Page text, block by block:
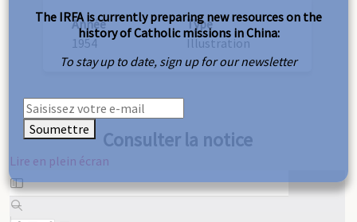
Année
1954
Type
Illustration
Consulter la notice
Lire en plein écran
Aller
au
contenu
The IRFA is currently preparing new resources on the
history of Catholic missions in China:
To stay up to date, sign up for our newsletter
Soumettre